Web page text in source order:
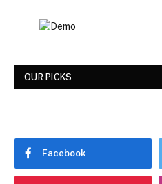
OUR PICKS
Facebook